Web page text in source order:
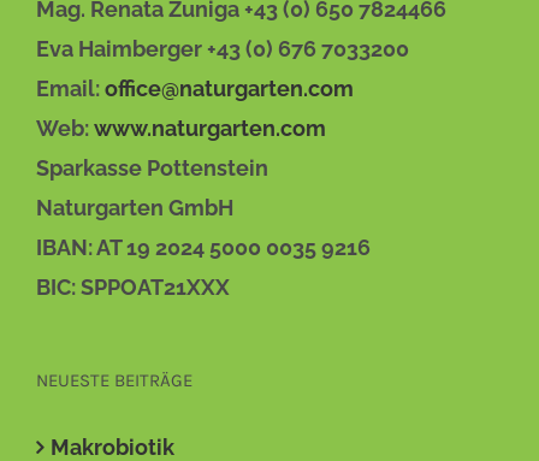
Mag. Renata Zuniga +43 (0) 650 7824466
Eva Haimberger +43 (0) 676 7033200
Email:office@naturgarten.com
Web:www.naturgarten.com
Sparkasse Pottenstein
Naturgarten GmbH
IBAN: AT 19 2024 5000 0035 9216
BIC: SPPOAT21XXX
NEUESTE BEITRÄGE
Makrobiotik